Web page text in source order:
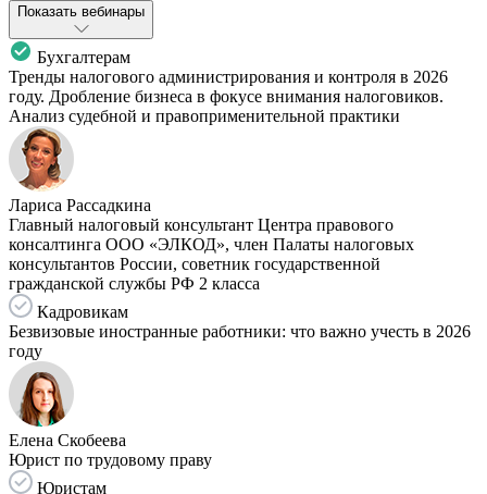
Показать вебинары
Бухгалтерам
Тренды налогового администрирования и контроля в 2026
году. Дробление бизнеса в фокусе внимания налоговиков.
Анализ судебной и правоприменительной практики
Лариса Рассадкина
Главный налоговый консультант Центра правового
консалтинга ООО «ЭЛКОД», член Палаты налоговых
консультантов России, советник государственной
гражданской службы РФ 2 класса
Кадровикам
Безвизовые иностранные работники: что важно учесть в 2026
году
Елена Скобеева
Юрист по трудовому праву
Юристам